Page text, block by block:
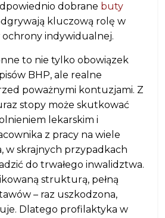
dobrane buty
kluczową rolę w
ochrony indywidualnej.
to nie tylko obowiązek
BHP, ale realne
poważnymi kontuzjami. Z
stopy może skutkować
lekarskim i
z pracy na wiele
w skrajnych przypadkach
do trwałego inwalidztwa.
strukturą, pełną
– raz uszkodzona,
Dlatego profilaktyka w